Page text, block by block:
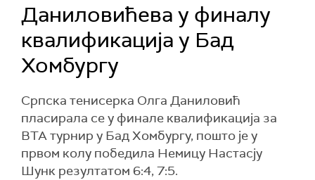
Даниловићева у финалу
квалификација у Бад
Хомбургу
Српска тенисерка Олга Даниловић
пласирала се у финале квалификација за
ВТА турнир у Бад Хомбургу, пошто је у
првом колу победила Немицу Настасју
Шунк резултатом 6:4, 7:5.